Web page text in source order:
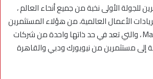
للجولة الأولى نخبة من جميع أنحاء العالم ،
الأعمال العالمية، من هؤلاء المستثمرين
شركة Magnify Ventures ، والتي تعد في حد ذاتها واحدة من شركات
إلى مستثمرين من نيويورك ودبي والقاهرة